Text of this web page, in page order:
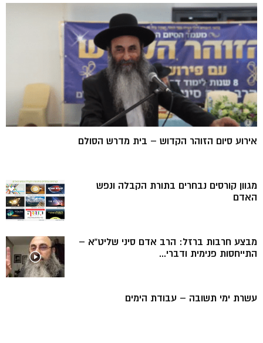
אירוע סיום הזוהר הקדוש – בית מדרש הסולם
מגוון קורסים נבחרים בתורת הקבלה ונפש
האדם
מבצע חרבות ברזל: הרב אדם סיני שליט”א –
התייחסות פנימית ודברי...
עשרת ימי תשובה – עבודת הימים